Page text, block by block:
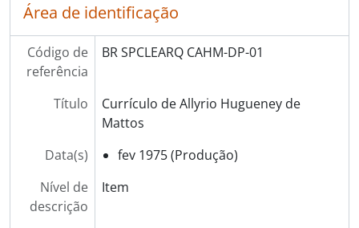
Área de identificação
Código de
referência
BR SPCLEARQ CAHM-DP-01
Título
Currículo de Allyrio Hugueney de
Mattos
Data(s)
fev 1975 (Produção)
Nível de
descrição
Item